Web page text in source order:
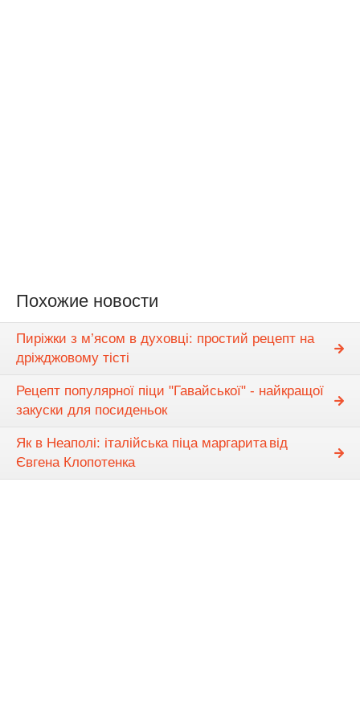
Похожие новости
Пиріжки з м’ясом в духовці: простий рецепт на
дріжджовому тісті
Рецепт популярної піци "Гавайської" - найкращої
закуски для посиденьок
Як в Неаполі: італійська піца маргарита від
Євгена Клопотенка